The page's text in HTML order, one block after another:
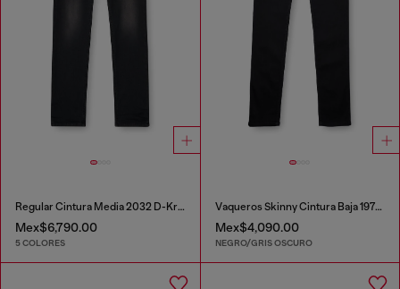
Regular Cintura Media 2032 D-Krooley-BW Joggjeans®
Mex$6,790.00
5 COLORES
Vaqueros Skinny Cintura Baja 1979 Sleenker
Mex$4,090.00
NEGRO/GRIS OSCURO